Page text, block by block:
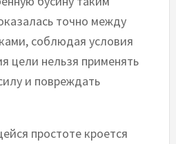
точно между
соблюдая условия
цели нельзя применять
и повреждать
простоте кроется